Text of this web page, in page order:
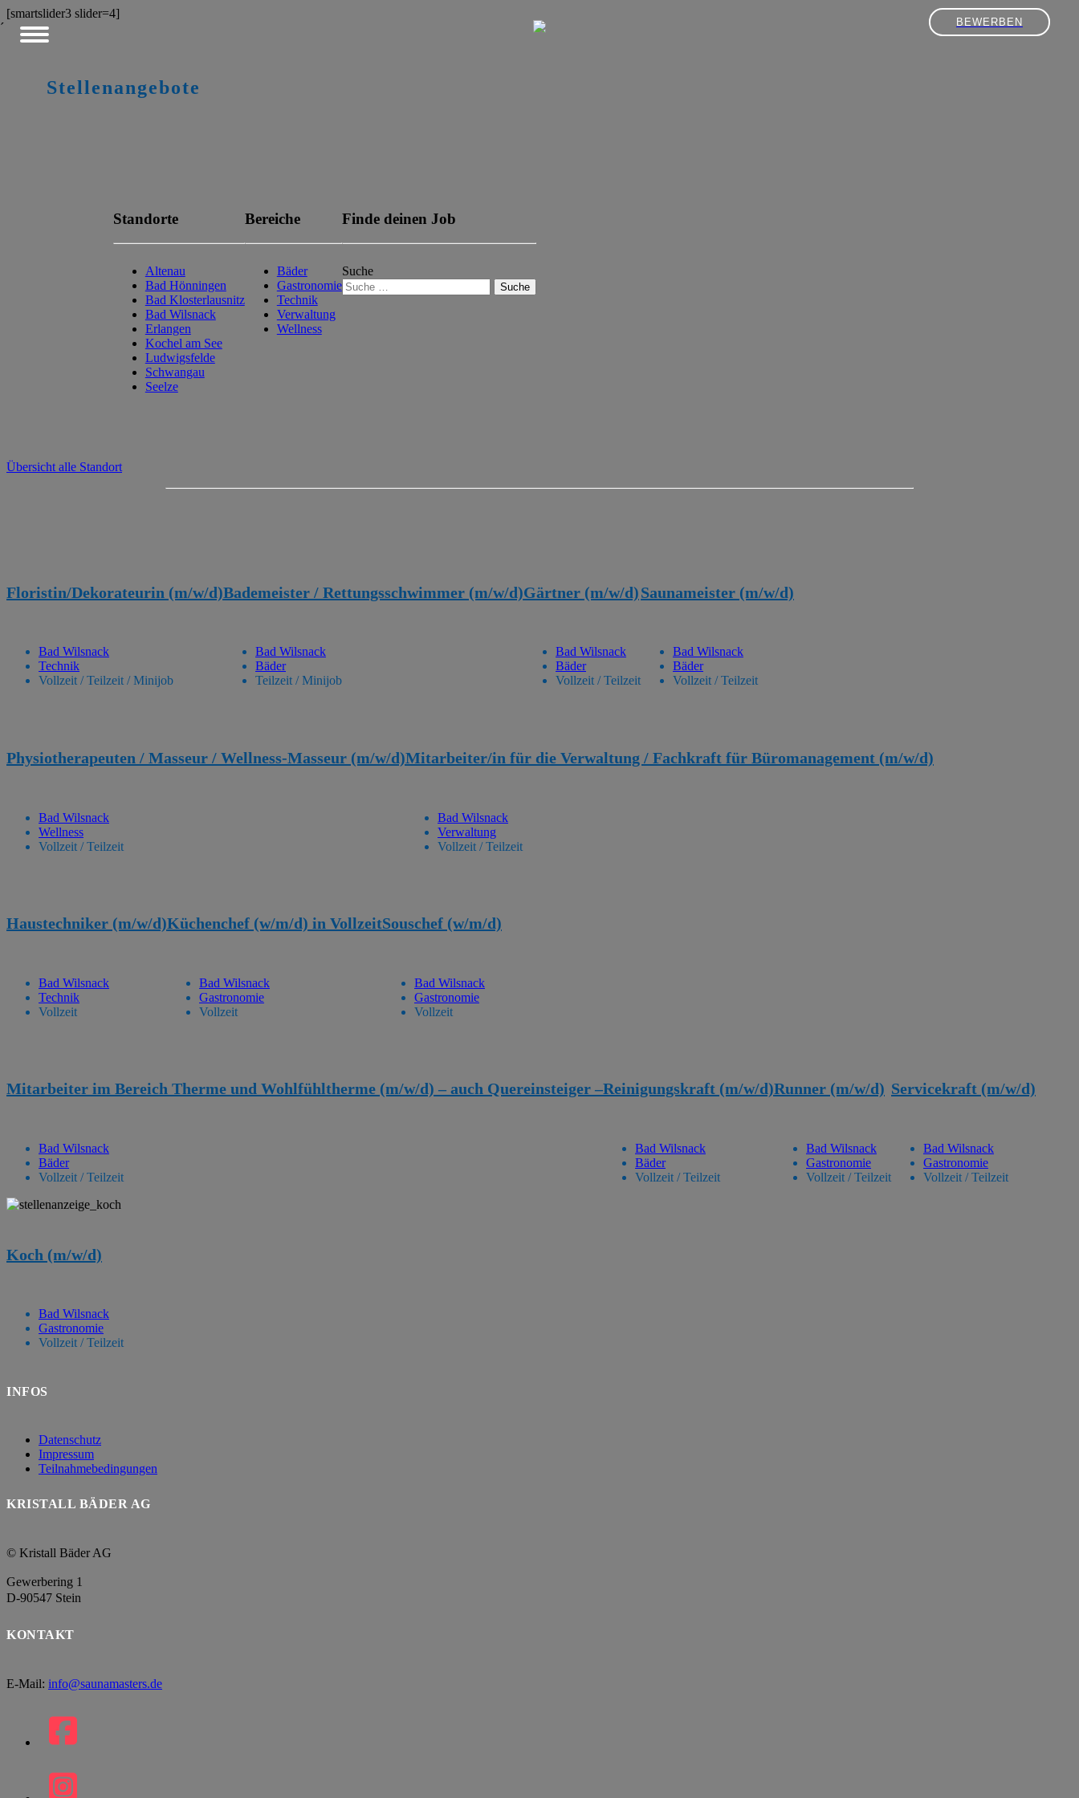
´ BEWERBEN
[smartslider3 slider=4]
Stellenangebote
Standorte
Altenau
Bad Hönningen
Bad Klosterlausnitz
Bad Wilsnack
Erlangen
Kochel am See
Ludwigsfelde
Schwangau
Seelze
Bereiche
Bäder
Gastronomie
Technik
Verwaltung
Wellness
Finde deinen Job
Suche
Übersicht alle Standort
Floristin/Dekorateurin (m/w/d)
Bad Wilsnack
Technik
Vollzeit / Teilzeit / Minijob
Bademeister / Rettungsschwimmer (m/w/d)
Bad Wilsnack
Bäder
Teilzeit / Minijob
Gärtner (m/w/d)
Bad Wilsnack
Bäder
Vollzeit / Teilzeit
Saunameister (m/w/d)
Bad Wilsnack
Bäder
Vollzeit / Teilzeit
Physiotherapeuten / Masseur / Wellness-Masseur (m/w/d)
Bad Wilsnack
Wellness
Vollzeit / Teilzeit
Mitarbeiter/in für die Verwaltung / Fachkraft für Büromanagement (m/w/d)
Bad Wilsnack
Verwaltung
Vollzeit / Teilzeit
Haustechniker (m/w/d)
Bad Wilsnack
Technik
Vollzeit
Küchenchef (w/m/d) in Vollzeit
Bad Wilsnack
Gastronomie
Vollzeit
Souschef (w/m/d)
Bad Wilsnack
Gastronomie
Vollzeit
Mitarbeiter im Bereich Therme und Wohlfühltherme (m/w/d) – auch Quereinsteiger –
Bad Wilsnack
Bäder
Vollzeit / Teilzeit
Reinigungskraft (m/w/d)
Bad Wilsnack
Bäder
Vollzeit / Teilzeit
Runner (m/w/d)
Bad Wilsnack
Gastronomie
Vollzeit / Teilzeit
Servicekraft (m/w/d)
Bad Wilsnack
Gastronomie
Vollzeit / Teilzeit
Koch (m/w/d)
Bad Wilsnack
Gastronomie
Vollzeit / Teilzeit
INFOS
Datenschutz
Impressum
Teilnahmebedingungen
KRISTALL BÄDER AG
© Kristall Bäder AG
Gewerbering 1
D-90547 Stein
KONTAKT
E-Mail: info@saunamasters.de